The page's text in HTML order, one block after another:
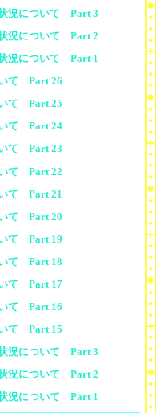
況について Part 3
況について Part 2
況について Part 1
て Part 26
て Part 25
いて Part 24
て Part 23
て Part 22
て Part 21
て Part 20
て Part 19
て Part 18
いて Part 17
て Part 16
て Part 15
況について Part 3
況について Part 2
況について Part 1